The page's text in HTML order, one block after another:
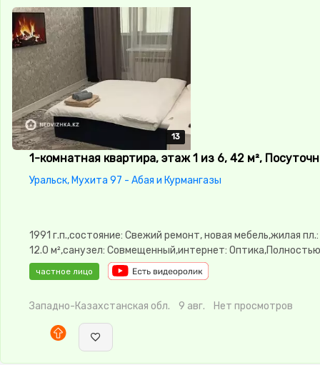
13
13
13
13
13
1-комнатная квартира, этаж 1 из 6, 42 м²,
Уральск, Мухита 97 - Абая и Курмангазы
1991 г.п.,состояние: Свежий ремонт, новая мебель,жилая
12.0 м²,санузел: Совмещенный,интернет: Оптика,Полностью
меблирована,Полностью меблирована,потолки: 2.9,паркинг:
Паркинг,Решетки на
сантехника,Кладовка,Счётчики,Тихий
автомат,Кабельное ТВ,На длительный срок,Телевизор,Вся
техника,Бесплатный Wi-Fi
частное лицо
Западно-Казахстанская обл. 9 авг. Нет просмотров